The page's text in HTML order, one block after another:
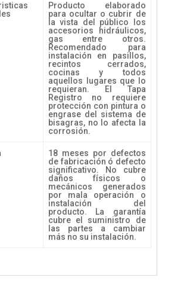
Producto elaborado
para ocultar o cubrir de
la vista del público los
accesorios hidráulicos,
gas entre otros.
Recomendado para
instalación en pasillos,
recintos cerrados,
cocinas y todos
aquellos lugares que lo
requieran. El Tapa
Registro no requiere
protección con pintura o
engrase del sistema de
bisagras, no lo afecta la
corrosión.
18 meses por defectos
de fabricación ó defecto
significativo. No cubre
daños físicos o
mecánicos generados
por mala operación o
instalación del
producto. La garantía
cubre el suministro de
las partes a cambiar
más no su instalación.